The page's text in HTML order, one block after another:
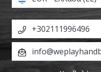
+302111996496